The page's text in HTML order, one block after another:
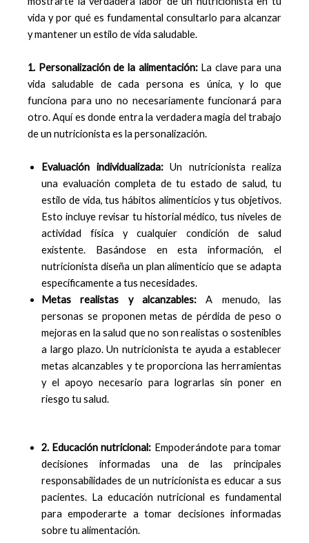
vida y por qué es fundamental consultarlo para alcanzar
y mantener un estilo de vida saludable.
1. Personalización de la alimentación:La clave para una
vida saludable de cada persona es única, y lo que
funciona para uno no necesariamente funcionará para
otro. Aquí es donde entra la verdadera magia del trabajo
de un nutricionista es la personalización.
Evaluación individualizada:Un nutricionista realiza
una evaluación completa de tu estado de salud, tu
estilo de vida, tus hábitos alimenticios y tus objetivos.
Esto incluye revisar tu historial médico, tus niveles de
actividad física y cualquier condición de salud
existente. Basándose en esta información, el
nutricionista diseña un plan alimenticio que se adapta
específicamente a tus necesidades.
Metas realistas y alcanzables: A menudo, las
personas se proponen metas de pérdida de peso o
mejoras en la salud que no son realistas o sostenibles
a largo plazo. Un nutricionista te ayuda a establecer
metas alcanzables y te proporciona las herramientas
y el apoyo necesario para lograrlas sin poner en
riesgo tu salud.
2. Educación nutricional: Empoderándote para tomar
decisiones informadas una de las principales
responsabilidades de un nutricionista es educar a sus
pacientes. La educación nutricional es fundamental
para empoderarte a tomar decisiones informadas
sobre tu alimentación.